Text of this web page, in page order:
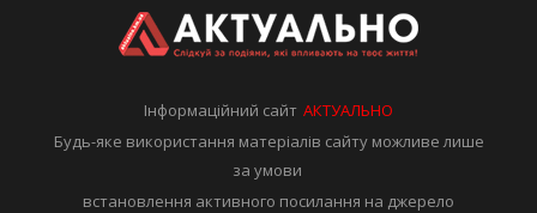
Інформаційний сайтАКТУАЛЬНО
Будь-яке використання матеріалів сайту можливе лише
за умови
встановлення активного посилання на джерело